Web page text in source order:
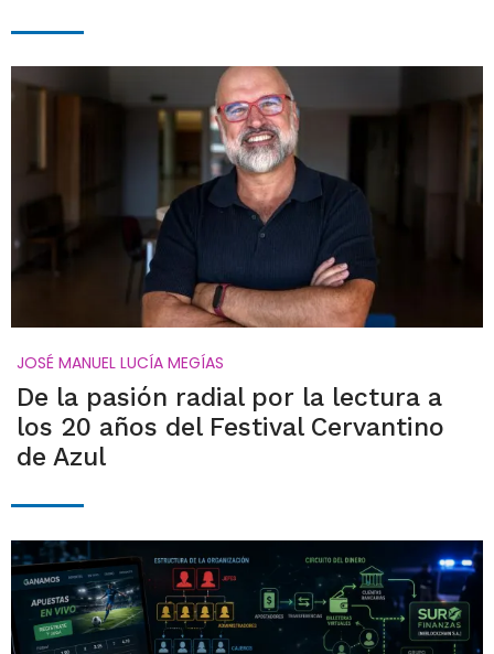
JOSÉ MANUEL LUCÍA MEGÍAS
De la pasión radial por la lectura a
los 20 años del Festival Cervantino
de Azul